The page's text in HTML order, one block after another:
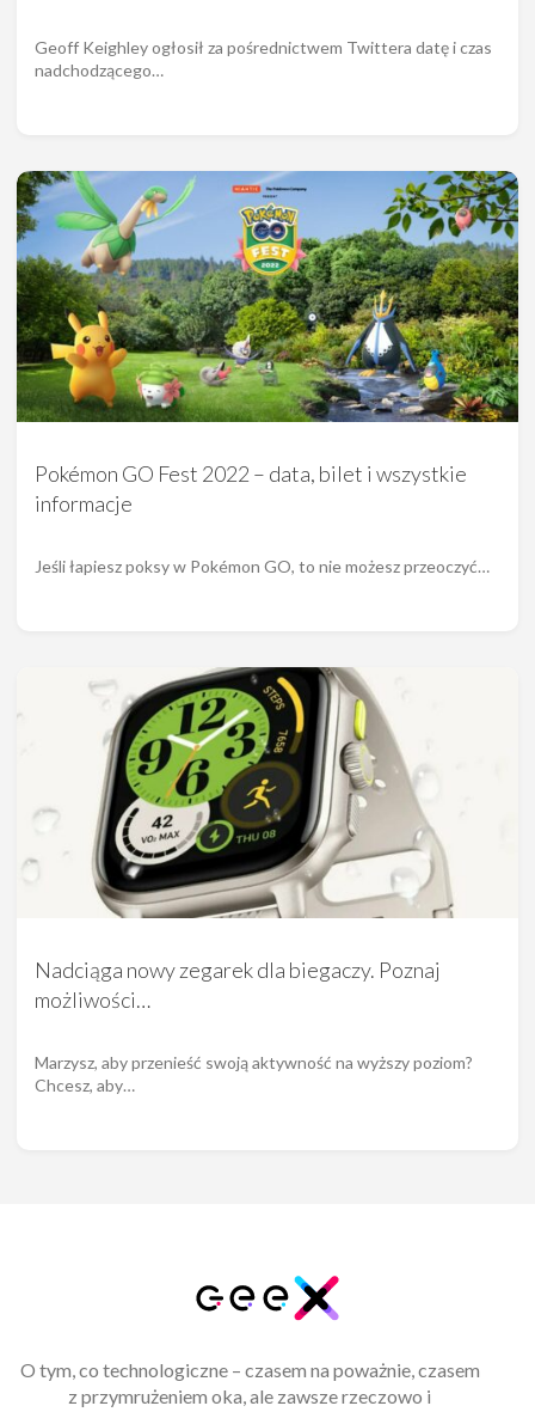
Geoff Keighley ogłosił za pośrednictwem Twittera datę i czas
nadchodzącego…
Pokémon GO Fest 2022 – data, bilet i wszystkie
informacje
Jeśli łapiesz poksy w Pokémon GO, to nie możesz przeoczyć…
Nadciąga nowy zegarek dla biegaczy. Poznaj
możliwości…
Marzysz, aby przenieść swoją aktywność na wyższy poziom?
Chcesz, aby…
O tym, co technologiczne – czasem na poważnie, czasem
z przymrużeniem oka, ale zawsze rzeczowo i